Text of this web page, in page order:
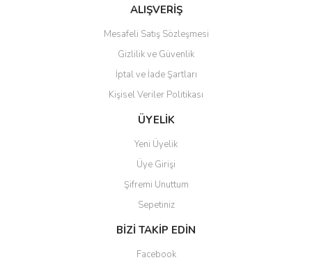
ALIŞVERİŞ
Mesafeli Satış Sözleşmesi
Gizlilik ve Güvenlik
İptal ve İade Şartları
Kişisel Veriler Politikası
ÜYELİK
Yeni Üyelik
Üye Girişi
Şifremi Unuttum
Sepetiniz
BİZİ TAKİP EDİN
Facebook